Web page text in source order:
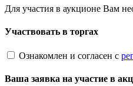
Для участия в аукционе Вам
Участвовать в торгах
Ознакомлен и согласен с
Ваша заявка на участие в